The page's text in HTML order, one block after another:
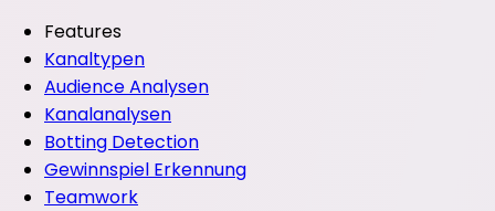
Features
Kanaltypen
Audience Analysen
Kanalanalysen
Botting Detection
Gewinnspiel Erkennung
Teamwork